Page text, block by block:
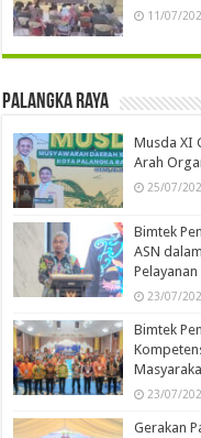
11/07/
Palangka Raya
Musda XI
Arah
25/07/
Bimtek
ASN
23/07/
Bimtek
23/07/
Gerakan